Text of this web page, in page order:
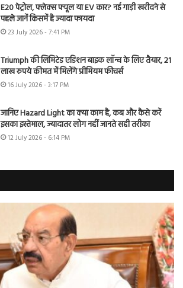
E20 पेट्रोल, फ्लेक्स फ्यूल या EV कार? नई गाड़ी खरीदने से
पहले जानें किसमें है ज्यादा फायदा
23 July 2026 - 7:41 PM
Triumph की लिमिटेड एडिशन बाइक लॉन्च के लिए तैयार, 21
लाख रुपये कीमत में मिलेंगे प्रीमियम फीचर्स
16 July 2026 - 3:17 PM
जानिए Hazard Light का क्या काम है, कब और कैसे करें
इसका इस्तेमाल, ज्यादातर लोग नहीं जानते सही तरीका
12 July 2026 - 6:14 PM